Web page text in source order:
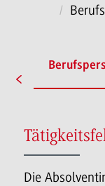
Die